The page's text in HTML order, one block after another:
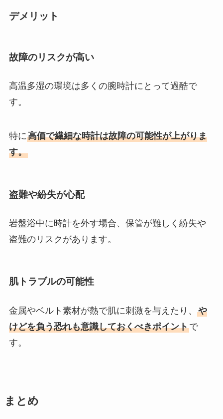
デメリット
故障のリスクが高い
高温多湿の環境は多くの腕時計にとって過酷で
す。
特に高価で繊細な時計は故障の可能性が上がりま
す。
盗難や紛失が心配
岩盤浴中に時計を外す場合、保管が難しく紛失や
盗難のリスクがあります。
肌トラブルの可能性
金属やベルト素材が熱で肌に刺激を与えたり、 や
けどを負う恐れも意識しておくべきポイントで
す。
まとめ